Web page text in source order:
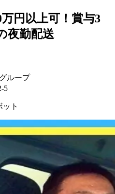
円以上可！賞与3
夜勤配送
ループ
5
ト